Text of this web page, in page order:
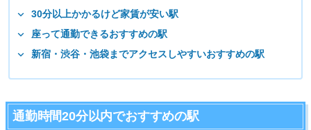
30分以上かかるけど家賃が安い駅
座って通勤できるおすすめの駅
新宿・渋谷・池袋までアクセスしやすいおすすめの駅
通勤時間20分以内でおすすめの駅